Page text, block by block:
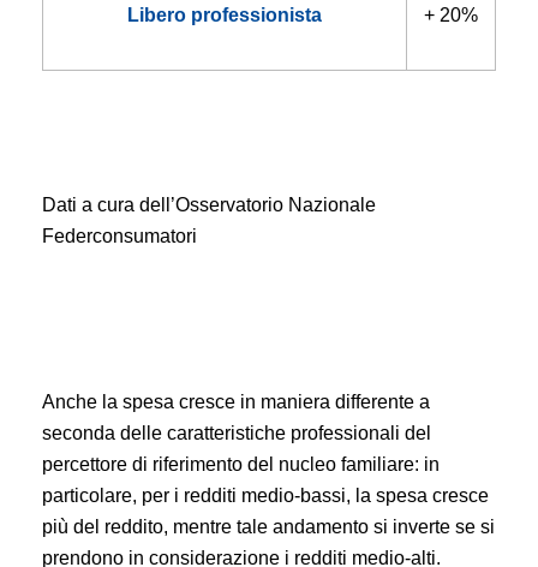
Libero professionista + 20%
Dati a cura dell’Osservatorio Nazionale
Federconsumatori
Anche la spesa cresce in maniera differente a
seconda delle caratteristiche professionali del
percettore di riferimento del nucleo familiare: in
particolare, per i redditi medio-bassi, la spesa cresce
più del reddito, mentre tale andamento si inverte se si
prendono in considerazione i redditi medio-alti.